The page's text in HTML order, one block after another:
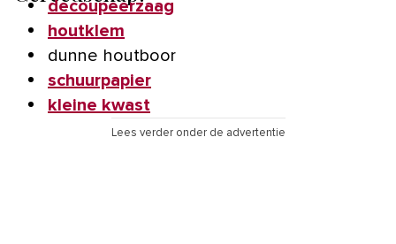
decoupeerzaag
houtklem
dunne houtboor
schuurpapier
kleine kwast
Lees verder onder de advertentie